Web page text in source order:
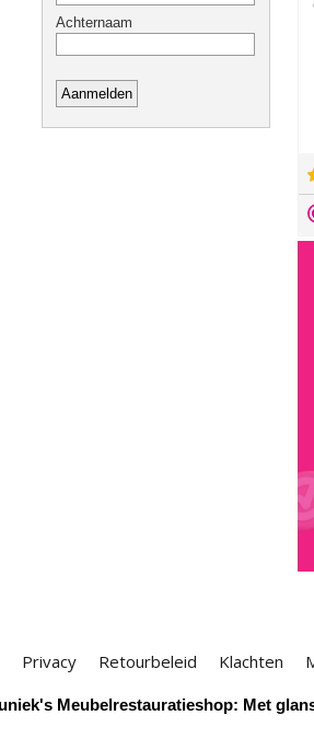
Privacy Retourbeleid Klachten
Meubelrestauratieshop: Met